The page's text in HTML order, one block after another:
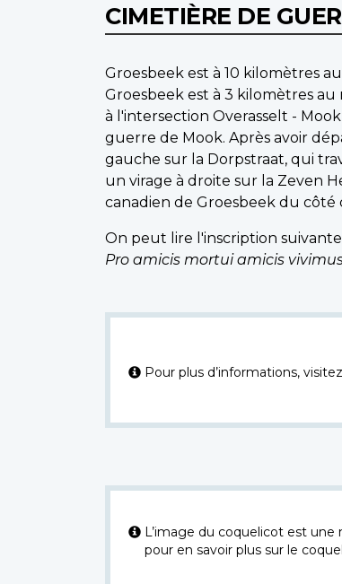
CIMETIÈRE DE
Groesbeek est à 10 kilomètres
Groesbeek est à 3 kilomètres
à l'intersection Overasselt -
guerre de Mook. Après avoir
gauche sur la Dorpstraat, qui
un virage à droite sur la Zeven
canadien de Groesbeek du côté
On peut lire l'inscription
Pro amicis mortui amicis
Pour plus d’informations,
L’image du coquelicot est
pour en savoir plus sur le